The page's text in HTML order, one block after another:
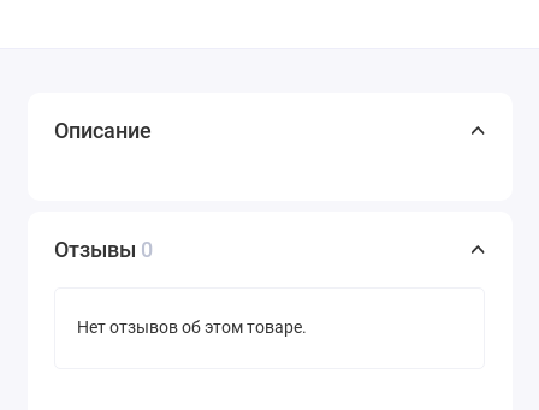
Описание
Отзывы 0
Нет отзывов об этом товаре.